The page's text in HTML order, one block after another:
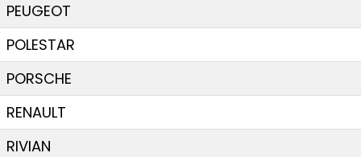
PEUGEOT
POLESTAR
PORSCHE
RENAULT
RIVIAN